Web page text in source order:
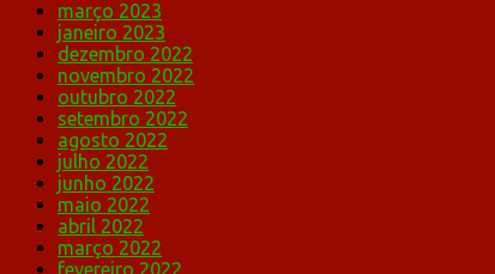
março 2023
janeiro 2023
dezembro 2022
novembro 2022
outubro 2022
setembro 2022
agosto 2022
julho 2022
junho 2022
maio 2022
abril 2022
março 2022
fevereiro 2022